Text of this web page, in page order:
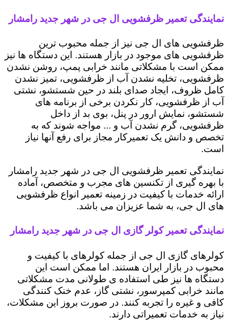
نمایندگی تعمیر ظرفشویی ال جی در شهر جدید رامشار
ظرفشویی های ال جی نیز از جمله محبوب ترین
ظرفشویی های موجود در بازار هستند. این دستگاه ها نیز
ممکن است با مشکلاتی مانند خرابی پمپ، روشن نشدن
ظرفشویی، تخلیه نشدن آب از ظرفشویی، تمیز نشدن
کامل ظروف، ایجاد صدای بلند در حین شستشو، نشتی
آب از ظرفشویی، کار نکردن برخی از برنامه های
شستشو، نمایش ارور در پنل، بوی بد از داخل
ظرفشویی، گرم نشدن آب و ... مواجه شوند که به
تخصص و دانش یک تعمیرکار مجاز برای رفع آنها نیاز
است.
نمایندگی تعمیر ظرفشویی ال جی در شهر جدید رامشار
با بهره گیری از تکنسین های مجرب و متخصص، آماده
ارائه خدمات با کیفیت در زمینه تعمیر انواع ظرفشویی
های ال جی، به شما عزیزان می باشد.
نمایندگی تعمیر کولر گازی ال جی در شهر جدید رامشار
کولرهای گازی ال جی از جمله کولرهای با کیفیت و
محبوب در بازار ایران هستند. اما ممکن است این
دستگاه ها نیز طی استفاده ی طولانی مدت مشکلاتی
مانند خرابی کمپرسور، نشتی گاز، عدم خنک کنندگی
کافی و غیره را تجربه کنند. در صورت بروز این مشکلات،
نیاز به خدمات تعمیراتی دارند.